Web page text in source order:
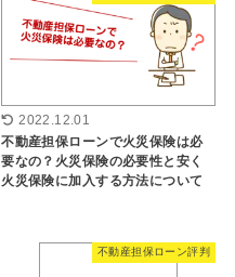
2022.12.01
不動産担保ローンで火災保険は必
要なの？火災保険の必要性と安く
火災保険に加入する方法について
不動産担保ローン評判